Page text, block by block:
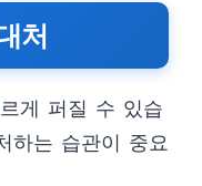
처
게 퍼질 수 있습
하는 습관이 중요